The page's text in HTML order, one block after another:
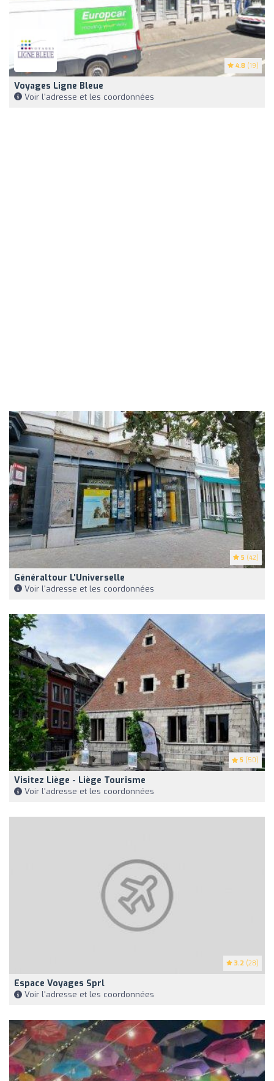
4.8 (19)
Voyages Ligne Bleue
Voir l'adresse et les coordonnées
5 (42)
Généraltour L'Universelle
Voir l'adresse et les coordonnées
5 (50)
Visitez Liège - Liège Tourisme
Voir l'adresse et les coordonnées
3.2 (28)
Espace Voyages Sprl
Voir l'adresse et les coordonnées